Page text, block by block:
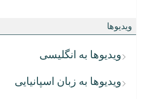
ویدیوها
ویدیوها به انگلیسی
ویدیوها به زبان اسپانیایی